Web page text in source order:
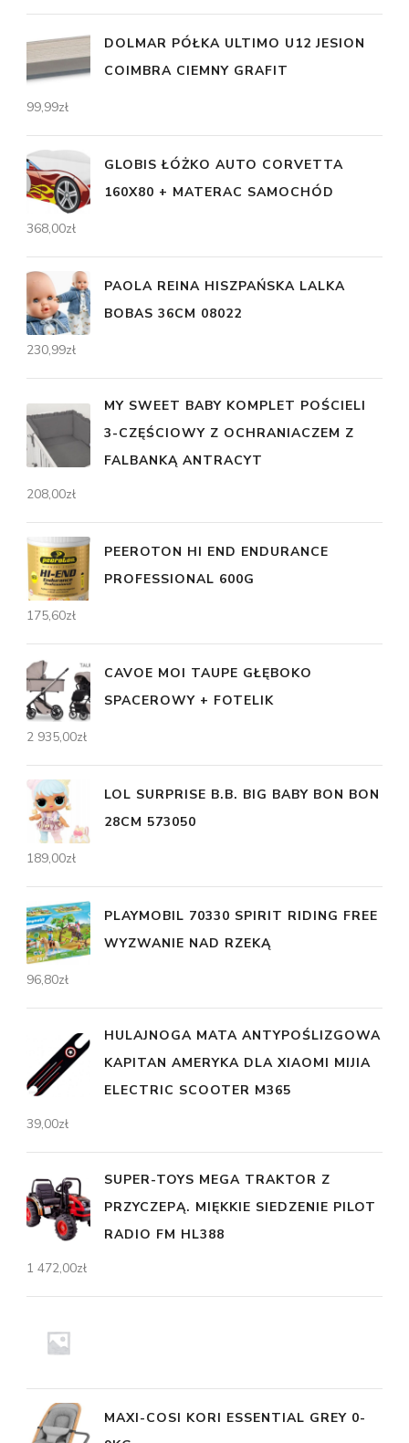
DOLMAR PÓŁKA ULTIMO U12 JESION
COIMBRA CIEMNY GRAFIT
99,99zł
GLOBIS ŁÓŻKO AUTO CORVETTA
160X80 + MATERAC SAMOCHÓD
368,00zł
PAOLA REINA HISZPAŃSKA LALKA
BOBAS 36CM 08022
230,99zł
MY SWEET BABY KOMPLET POŚCIELI
3-CZĘŚCIOWY Z OCHRANIACZEM Z
FALBANKĄ ANTRACYT
208,00zł
PEEROTON HI END ENDURANCE
PROFESSIONAL 600G
175,60zł
CAVOE MOI TAUPE GŁĘBOKO
SPACEROWY + FOTELIK
2 935,00zł
LOL SURPRISE B.B. BIG BABY BON BON
28CM 573050
189,00zł
PLAYMOBIL 70330 SPIRIT RIDING FREE
WYZWANIE NAD RZEKĄ
96,80zł
HULAJNOGA MATA ANTYPOŚLIZGOWA
KAPITAN AMERYKA DLA XIAOMI MIJIA
ELECTRIC SCOOTER M365
39,00zł
SUPER-TOYS MEGA TRAKTOR Z
PRZYCZEPĄ. MIĘKKIE SIEDZENIE PILOT
RADIO FM HL388
1 472,00zł
MAXI-COSI KORI ESSENTIAL GREY 0-